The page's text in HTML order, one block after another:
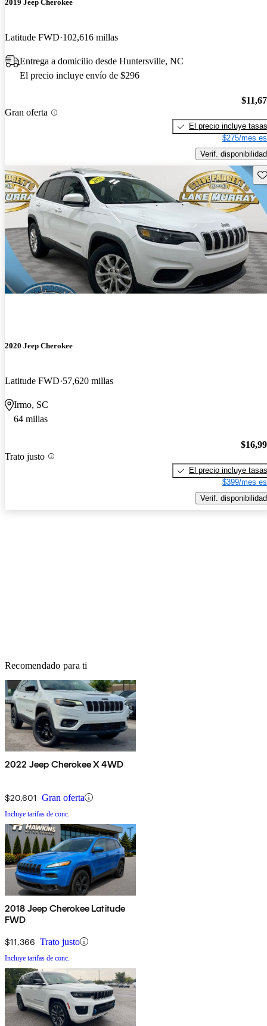
2019 Jeep Cherokee
Latitude FWD 102,616 millas
Entrega a domicilio desde Huntersville, NC
El precio incluye envío de $296
Gran oferta
El precio incluye tasas
$275/mes
Verif. disponibilidad
2020 Jeep Cherokee
Latitude FWD 57,620 millas
Irmo, SC
64 millas
Trato justo
El precio incluye tasas
$399/mes
Verif. disponibilidad
Recomendado para ti
2022 Jeep Cherokee X 4WD
$20,601 Gran oferta
Incluye tarifas de conc.
2018 Jeep Cherokee Latitude
FWD
$11,366 Trato justo
Incluye tarifas de conc.